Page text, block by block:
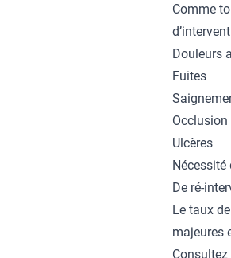
Comme
Douleurs
Fuites
Ulcères
Nécessité
De ré-
Le taux
majeures